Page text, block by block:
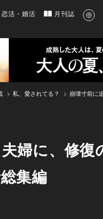
ルメ、洗練されたライフス
恋活・婚活 月刊誌
私、愛されてる？
崩壊寸前に
婦に、修
集編